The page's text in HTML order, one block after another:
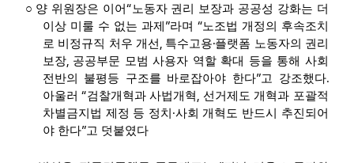
○ 양 위원장은 이어“노동자 권리 보장과 공공성 강화는 더
이상 미룰 수 없는 과제 ”라며 “노조법 개정의 후속조치
로 비정규직 처우 개선 , 특수고용·플랫폼 노동자의 권리
보장, 공공부문 모범 사용자 역할 확대 등을 통해 사회
전반의 불평등 구조를 바로잡아야 한다”고 강조했다.
아울러“검찰개혁과 사법개혁, 선거제도 개혁과 포괄적
차별금지법 제정 등 정치 ·사회 개혁도 반드시 추진되어
야 한다”고 덧붙였다